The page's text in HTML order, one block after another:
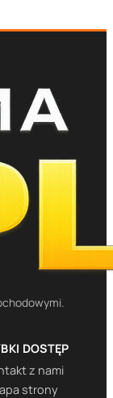
DOSTĘP
z nami
strony